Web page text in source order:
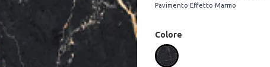
Pavimento Effetto Marmo
Colore